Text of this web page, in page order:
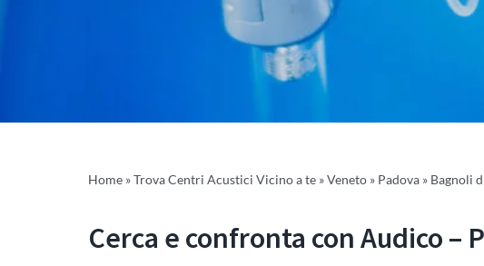
Home»Trova Centri Acustici Vicino a te»Veneto» Padova» Bagnoli
Cerca e confronta con Audico –